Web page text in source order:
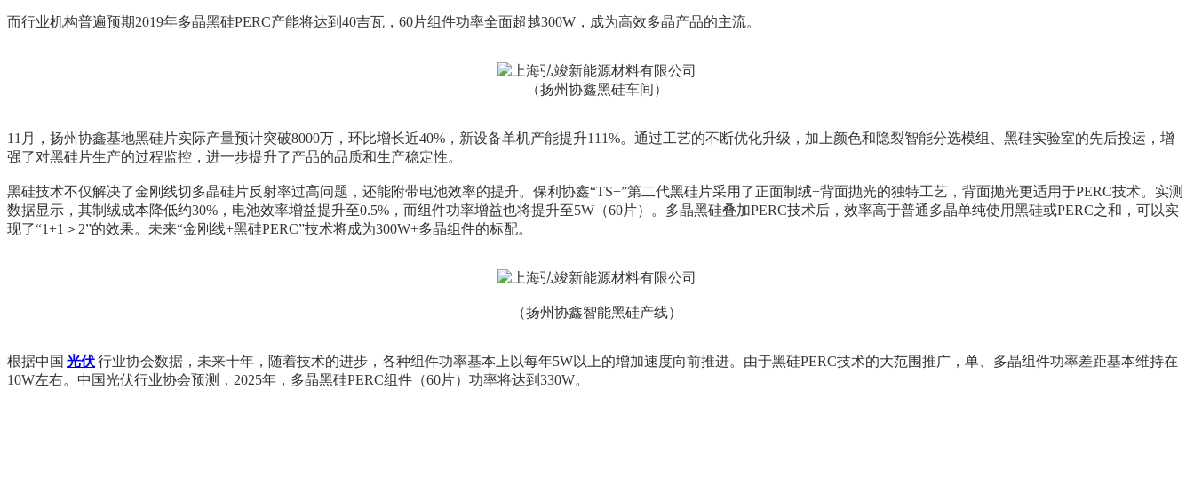
而行业机构普遍预期2019年多晶黑硅PERC产能将达到40吉瓦，60片组件功率全面超越300W，成为高效多晶产品的主流。
（扬州协鑫黑硅车间）
11月，扬州协鑫基地黑硅片实际产量预计突破8000万，环比增长近40%，新设备单机产能提升111%。通过工艺的不断优化升级，加上颜色和隐裂智能分选模组、黑硅实验室的先后投运，增
强了对黑硅片生产的过程监控，进一步提升了产品的品质和生产稳定性。
黑硅技术不仅解决了金刚线切多晶硅片反射率过高问题，还能附带电池效率的提升。保利协鑫“TS+”第二代黑硅片采用了正面制绒+背面抛光的独特工艺，背面抛光更适用于PERC技术。实测
数据显示，其制绒成本降低约30%，电池效率增益提升至0.5%，而组件功率增益也将提升至5W（60片）。多晶黑硅叠加PERC技术后，效率高于普通多晶单纯使用黑硅或PERC之和，可以实
现了“1+1＞2”的效果。未来“金刚线+黑硅PERC”技术将成为300W+多晶组件的标配。
（扬州协鑫智能黑硅产线）
根据中国 光伏行业协会数据，未来十年，随着技术的进步，各种组件功率基本上以每年5W以上的增加速度向前推进。由于黑硅PERC技术的大范围推广，单、多晶组件功率差距基本维持在
10W左右。中国光伏行业协会预测，2025年，多晶黑硅PERC组件（60片）功率将达到330W。